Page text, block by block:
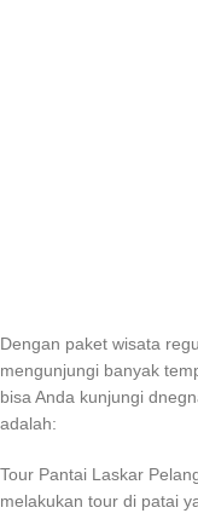
Dengan paket wisata
mengunjungi banyak
bisa Anda kunjungi
adalah:
Tour Pantai Laskar
melakukan tour di patai